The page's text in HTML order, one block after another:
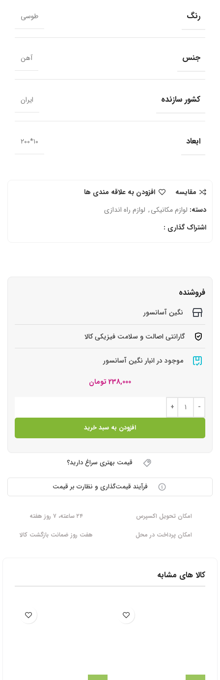
رنگ طوسی
جنس آهن
کشور سازنده ایران
ابعاد ۱۰*۲۰۰
مقایسه
افزودن به علاقه مندی ها
دسته: لوازم مکانیکی, لوازم راه اندازی
اشتراک گذاری :
فروشنده
نگین آسانسور
گارانتی اصالت و سلامت فیزیکی کالا
موجود در انبار نگین آسانسور
238,000 تومان
افزودن به سبد خرید
قیمت بهتری سراغ دارید؟
فرآیند قیمت‌گذاری و نظارت بر قیمت
امکان تحویل اکسپرس
۲۴ ساعته، ۷ روز هفته
امکان پرداخت در محل
هفت روز ضمانت بازگشت کالا
کالا های مشابه